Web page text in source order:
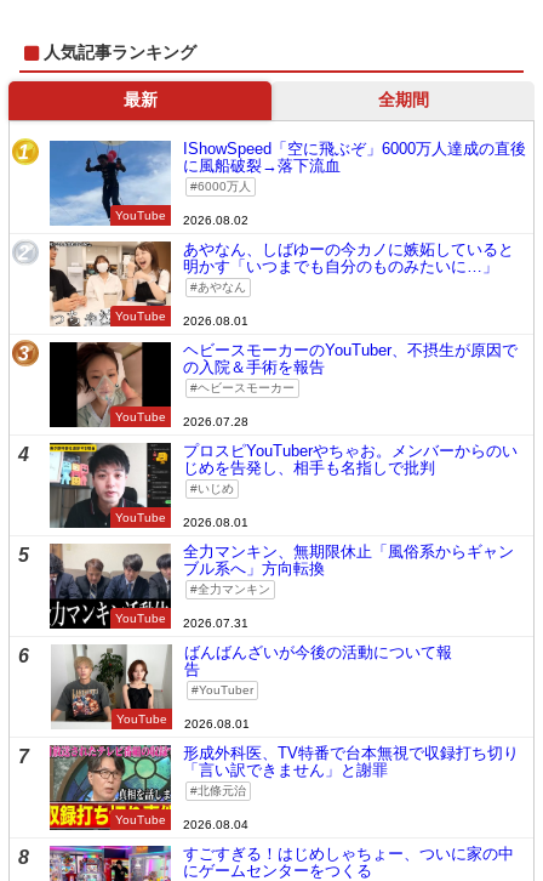
人気記事ランキング
最新 全期間
1
YouTube
IShowSpeed「空に飛ぶぞ」6000万人達成の直後
に風船破裂→落下流血
6000万人
2026.08.02
2
YouTube
あやなん、しばゆーの今カノに嫉妬していると
明かす「いつまでも自分のものみたいに…」
あやなん
2026.08.01
3
YouTube
ヘビースモーカーのYouTuber、不摂生が原因で
の入院＆手術を報告
ヘビースモーカー
2026.07.28
4
YouTube
プロスピYouTuberやちゃお。メンバーからのい
じめを告発し、相手も名指しで批判
いじめ
2026.08.01
5
YouTube
全力マンキン、無期限休止「風俗系からギャン
ブル系へ」方向転換
全力マンキン
2026.07.31
6
YouTube
ばんばんざいが今後の活動について報
告
YouTuber
2026.08.01
7
YouTube
形成外科医、TV特番で台本無視で収録打ち切り
「言い訳できません」と謝罪
北條元治
2026.08.04
8
すごすぎる！はじめしゃちょー、ついに家の中
にゲームセンターをつくる